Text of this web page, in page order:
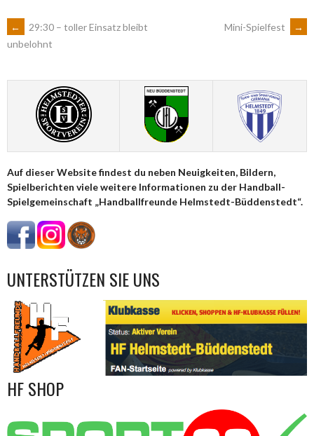
ARTIKEL-
NAVIGATION
←
29:30 – toller Einsatz bleibt
unbelohnt
Mini-Spielfest →
Auf dieser Website findest du neben Neuigkeiten, Bildern,
Spielberichten viele weitere Informationen zu der Handball-
Spielgemeinschaft „Handballfreunde Helmstedt-Büddenstedt“.
UNTERSTÜTZEN SIE UNS
HF SHOP